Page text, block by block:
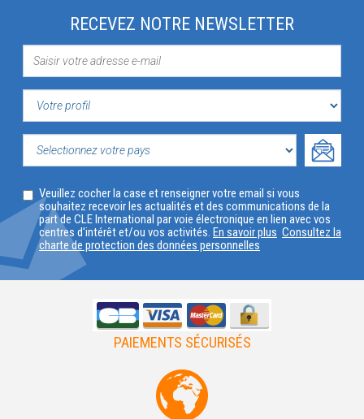
RECEVEZ NOTRE NEWSLETTER
VOTRE
PROFIL
VOTRE
PAYS
Veuillez cocher la case et renseigner votre email si vous
souhaitez recevoir les actualités et des communications de la
part de CLE International par voie électronique en lien avec vos
centres d'intérêt et/ou vos activités. En savoir plus Consultez la
charte de protection des données personnelles
PAIEMENTS SÉCURISÉS